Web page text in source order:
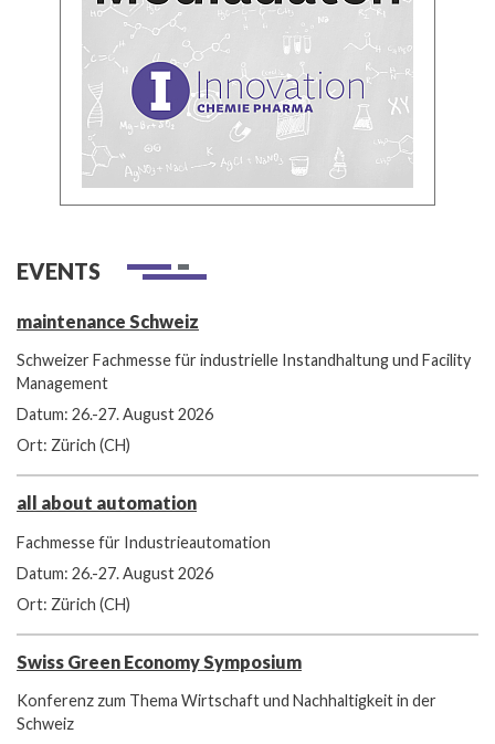
EVENTS
maintenance Schweiz
Schweizer Fachmesse für industrielle Instandhaltung und Facility
Management
Datum: 26.-27. August 2026
Ort: Zürich (CH)
all about automation
Fachmesse für Industrieautomation
Datum: 26.-27. August 2026
Ort: Zürich (CH)
Swiss Green Economy Symposium
Konferenz zum Thema Wirtschaft und Nachhaltigkeit in der
Schweiz